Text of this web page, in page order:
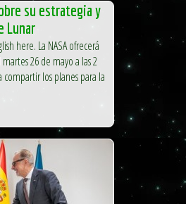
su estrategia y
Lunar
here. La NASA ofrecerá
26 de mayo a las 2
los planes para la